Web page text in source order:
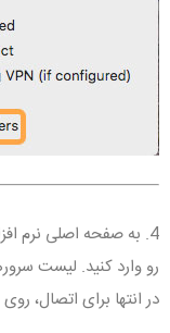
در انتها برای اتصال، روی Connect کلیک کنید.